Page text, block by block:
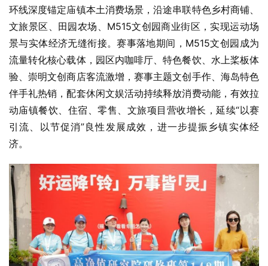
环线深度锚定庙镇本土消费场景，沿途串联特色乡村商铺、
文旅景区、田园农场、M515文创园商业街区，实现运动场
景与实体经济无缝衔接。赛事落地期间，M515文创园成为
流量转化核心载体，园区内咖啡厅、特色餐饮、水上桨板体
验、崇明文创商店客流激增，赛事主题文创手作、海岛特色
伴手礼热销，配套休闲文娱活动持续释放消费动能，有效拉
动庙镇餐饮、住宿、零售、文旅项目营收增长，延续“以赛
引流、以节促消”良性发展成效，进一步提振乡镇实体经
济。